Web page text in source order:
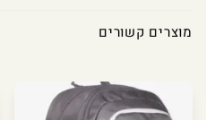
מוצרים קשורים